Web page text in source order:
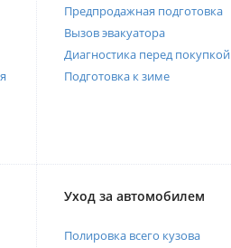
Предпродажная подготовка
Вызов эвакуатора
Диагностика перед покупкой
Подготовка к зиме
Уход за автомобилем
Полировка всего кузова